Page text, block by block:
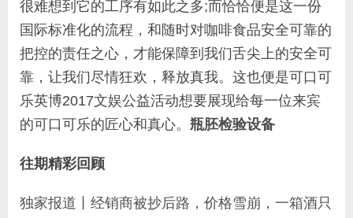
很难想到它的工序有如此之多;而恰恰便是这一份
国际标准化的流程，和随时对咖啡食品安全可靠的
把控的责任之心，才能保障到我们舌尖上的安全可
靠，让我们尽情狂欢，释放真我。这也便是可口可
乐英博2017文娱公益活动想要展现给每一位来宾
的可口可乐的匠心和真心。 瓶胚检验设备
往期精彩回顾
独家报道丨经销商被抄后路，价格雪崩，一箱酒只